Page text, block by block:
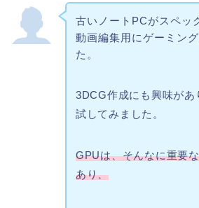
古いノートPCがスペッ
動画編集用にゲーミン
た。
3DCG作成にも興味があ
試してみました。
GPUは、そんなに重要
あり、